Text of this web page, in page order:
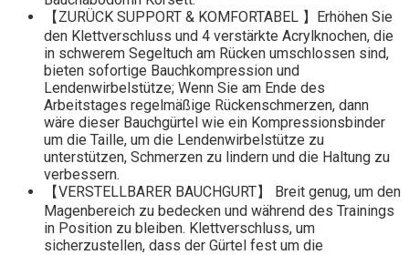
【ZURÜCK SUPPORT & KOMFORTABEL 】Erhöhen Sie
den Klettverschluss und 4 verstärkte Acrylknochen, die
in schwerem Segeltuch am Rücken umschlossen sind,
bieten sofortige Bauchkompression und
Lendenwirbelstütze; Wenn Sie am Ende des
Arbeitstages regelmäßige Rückenschmerzen, dann
wäre dieser Bauchgürtel wie ein Kompressionsbinder
um die Taille, um die Lendenwirbelstütze zu
unterstützen, Schmerzen zu lindern und die Haltung zu
verbessern.
【VERSTELLBARER BAUCHGURT】 Breit genug, um den
Magenbereich zu bedecken und während des Trainings
in Position zu bleiben. Klettverschluss, um
sicherzustellen, dass der Gürtel fest um die